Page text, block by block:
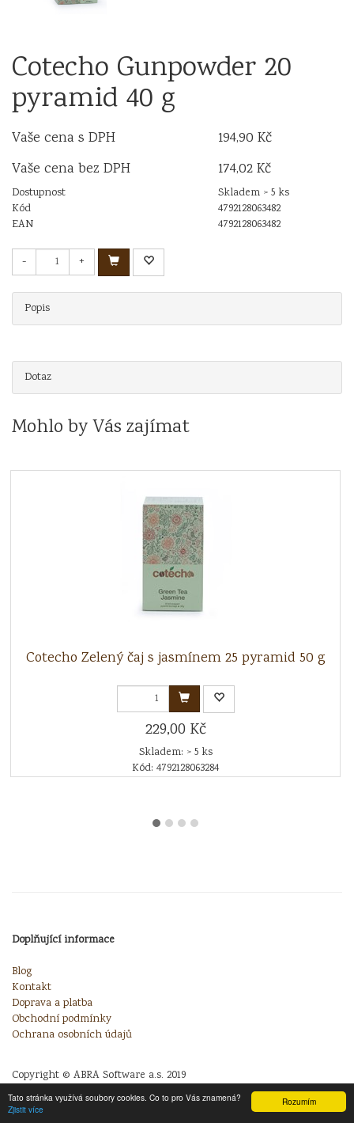
Rozumím
Tato stránka využívá soubory cookies. Co to pro Vás znamená?
Zjistit více
Cotecho Gunpowder 20
pyramid 40 g
Vaše cena s DPH
194,90 Kč
Vaše cena bez DPH
174,02 Kč
Dostupnost
Skladem > 5 ks
Kód
4792128063482
EAN
4792128063482
- +
Popis
Dotaz
Mohlo by Vás zajímat
Cotecho Zelený čaj s jasmínem 25 pyramid 50 g
229,00 Kč
Skladem: > 5 ks
Kód: 4792128063284
Doplňující informace
Blog
Kontakt
Doprava a platba
Obchodní podmínky
Ochrana osobních údajů
Copyright © ABRA Software a.s. 2019